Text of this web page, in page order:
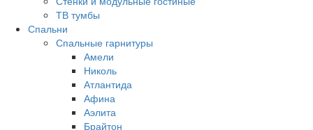
ТВ тумбы
Спальни
Спальные гарнитуры
Амели
Николь
Атлантида
Афина
Аэлита
Брайтон